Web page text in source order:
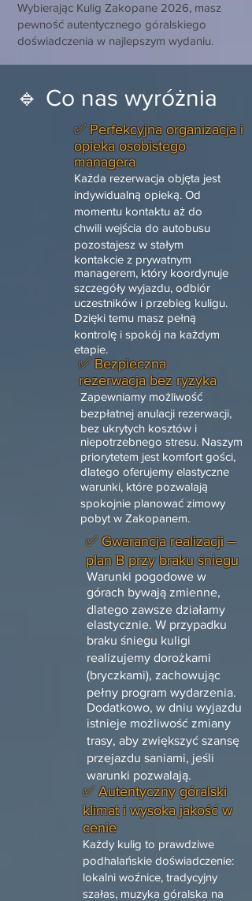
Wybierając Kulig Zakopane 2026, masz
pewność autentycznego góralskiego
doświadczenia w najlepszym wydaniu.
🔹 Co nas wyróżnia
✅ Perfekcyjna organizacja i
opieka osobistego
managera
Każda rezerwacja objęta jest
indywidualną opieką. Od
momentu kontaktu aż do
chwili wejścia do autobusu
pozostajesz w stałym
kontakcie z prywatnym
managerem, który koordynuje
szczegóły wyjazdu, odbiór
uczestników i przebieg kuligu.
Dzięki temu masz pełną
kontrolę i spokój na każdym
etapie.
✅ Bezpieczna
rezerwacja bez ryzyka
Zapewniamy możliwość
bezpłatnej anulacji rezerwacji,
bez ukrytych kosztów i
niepotrzebnego stresu. Naszym
priorytetem jest komfort gości,
dlatego oferujemy elastyczne
warunki, które pozwalają
spokojnie planować zimowy
pobyt w Zakopanem.
✅ Gwarancja realizacji –
plan B przy braku śniegu
Warunki pogodowe w
górach bywają zmienne,
dlatego zawsze działamy
elastycznie. W przypadku
braku śniegu kuligi
realizujemy dorożkami
(bryczkami), zachowując
pełny program wydarzenia.
Dodatkowo, w dniu wyjazdu
istnieje możliwość zmiany
trasy, aby zwiększyć szansę
przejazdu saniami, jeśli
warunki pozwalają.
✅ Autentyczny góralski
klimat i wysoka jakość w
cenie
Każdy kulig to prawdziwe
podhalańskie doświadczenie:
lokalni woźnice, tradycyjny
szałas, muzyka góralska na